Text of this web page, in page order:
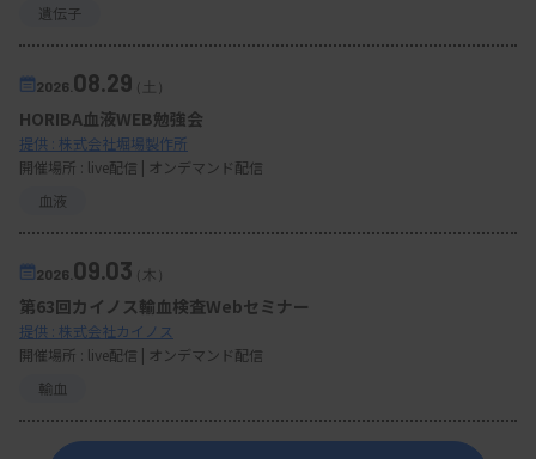
遺伝子
2026. 08.29 （土）
HORIBA血液WEB勉強会
提供 : 株式会社堀場製作所
開催場所 : live配信 | オンデマンド配信
血液
2026. 09.03（木）
第63回カイノス輸血検査Webセミナー
提供 : 株式会社カイノス
開催場所 : live配信 | オンデマンド配信
輸血